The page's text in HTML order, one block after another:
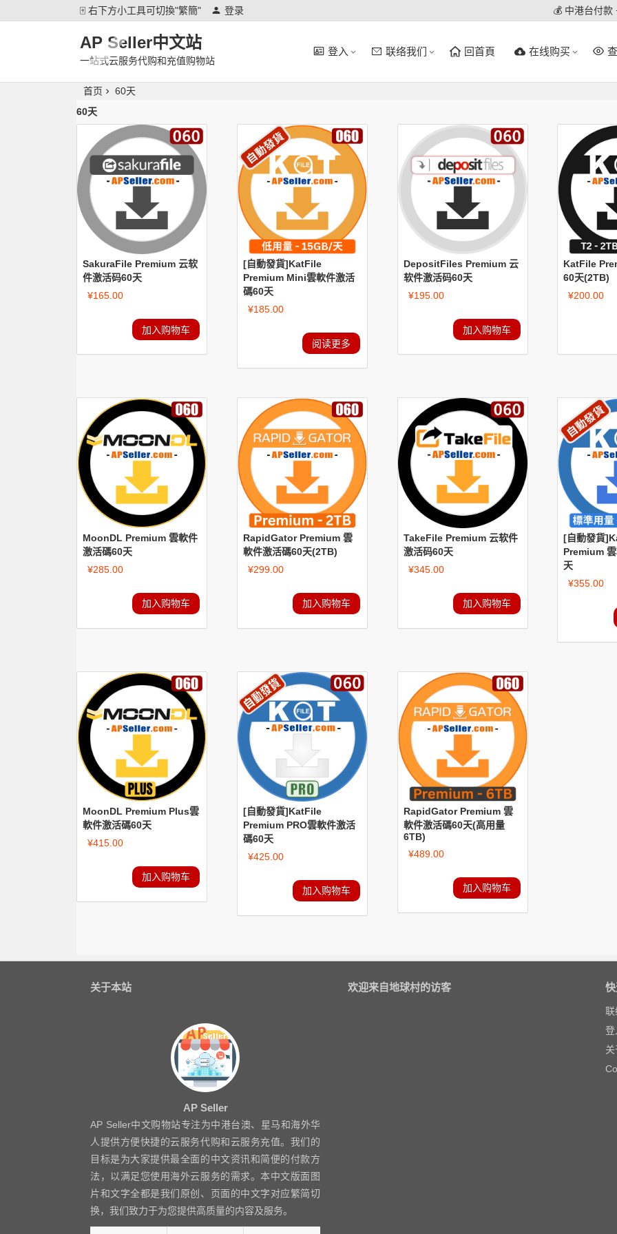
🀄 右下方小工具可切換"繁簡" 登录 💰 中港台付款
AP Seller中文站
一站式云服务代购和充值购物站
登入 联络我们 回首頁 在线购买
首页
60天
60天
SakuraFile Premium 云软
件激活码60天
¥165.00
加入购物车
[自動發貨]KatFile
Premium Mini雲軟件激活
碼60天
¥185.00
阅读更多
DepositFiles Premium 云
软件激活码60天
¥195.00
加入购物车
KatFile
60天(2TB)
¥200.00
MoonDL Premium 雲軟件
激活碼60天
¥285.00
加入购物车
RapidGator Premium 雲
軟件激活碼60天(2TB)
¥299.00
加入购物车
TakeFile Premium 云软件
激活码60天
¥345.00
加入购物车
[自動發貨
Premium
天
¥355.00
MoonDL Premium Plus雲
軟件激活碼60天
¥415.00
加入购物车
[自動發貨]KatFile
Premium PRO雲軟件激活
碼60天
¥425.00
加入购物车
RapidGator Premium 雲
軟件激活碼60天(高用量
6TB)
¥489.00
加入购物车
关于本站
AP Seller
AP Seller中文购物站专注为中港台澳、星马和海外华
人提供方便快捷的云服务代购和云服务充值。我们的
目标是为大家提供最全面的中文资讯和简便的付款方
法，以满足您使用海外云服务的需求。本中文版面图
片和文字全都是我们原创、页面的中文字对应繁简切
换，我们致力于为您提供高质量的内容及服务。
欢迎来自地球村的访客
联
登